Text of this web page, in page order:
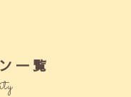
一覧